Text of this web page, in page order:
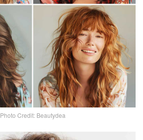
Photo Credit: Beautydea